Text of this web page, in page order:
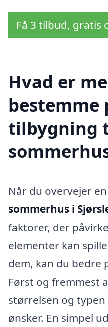
Få 3 tilbud, gratis
Hvad er
bestemme
tilbygning
Når du overvejer en
sommerhus i
faktorer, der
elementer kan
dem, kan du
Først og fremmest
størrelsen og
ønsker. En simpel